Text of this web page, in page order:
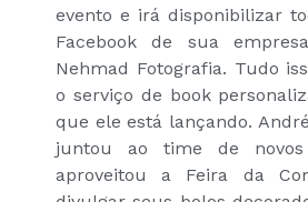
evento e irá disponibilizar
Facebook de sua
Nehmad Fotografia. Tudo
o serviço de book
que ele está lançando.
juntou ao time de novos
aproveitou a Feira da